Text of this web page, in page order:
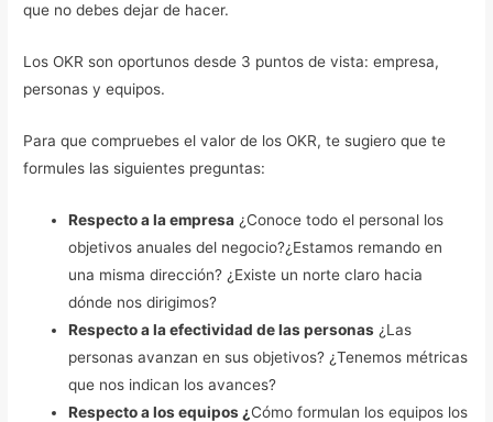
que no debes dejar de hacer.
Los OKR son oportunos desde 3 puntos de vista: empresa,
personas y equipos.
Para que compruebes el valor de los OKR, te sugiero que te
formules las siguientes preguntas:
Respecto a la empresa ¿Conoce todo el personal los
objetivos anuales del negocio?¿Estamos remando en
una misma dirección? ¿Existe un norte claro hacia
dónde nos dirigimos?
Respecto a la efectividad de las personas ¿Las
personas avanzan en sus objetivos? ¿Tenemos métricas
que nos indican los avances?
Respecto a los equipos ¿Cómo formulan los equipos los